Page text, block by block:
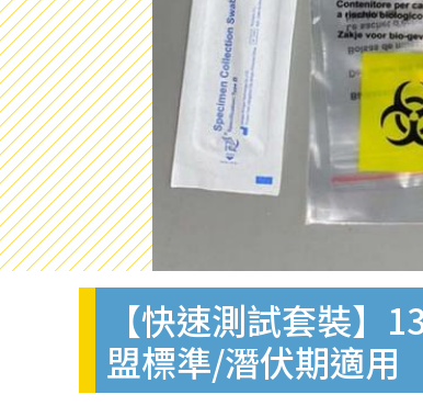
【快速測試套裝】
盟標準/潛伏期適用